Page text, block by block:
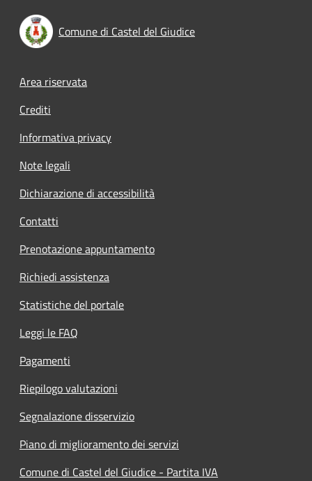
Comune di Castel del Giudice
Footer menu
Area riservata
Crediti
Informativa privacy
Note legali
Dichiarazione di accessibilità
Contatti
Prenotazione appuntamento
Richiedi assistenza
Statistiche del portale
Leggi le FAQ
Pagamenti
Riepilogo valutazioni
Segnalazione disservizio
Piano di miglioramento dei servizi
Comune di Castel del Giudice - Partita IVA